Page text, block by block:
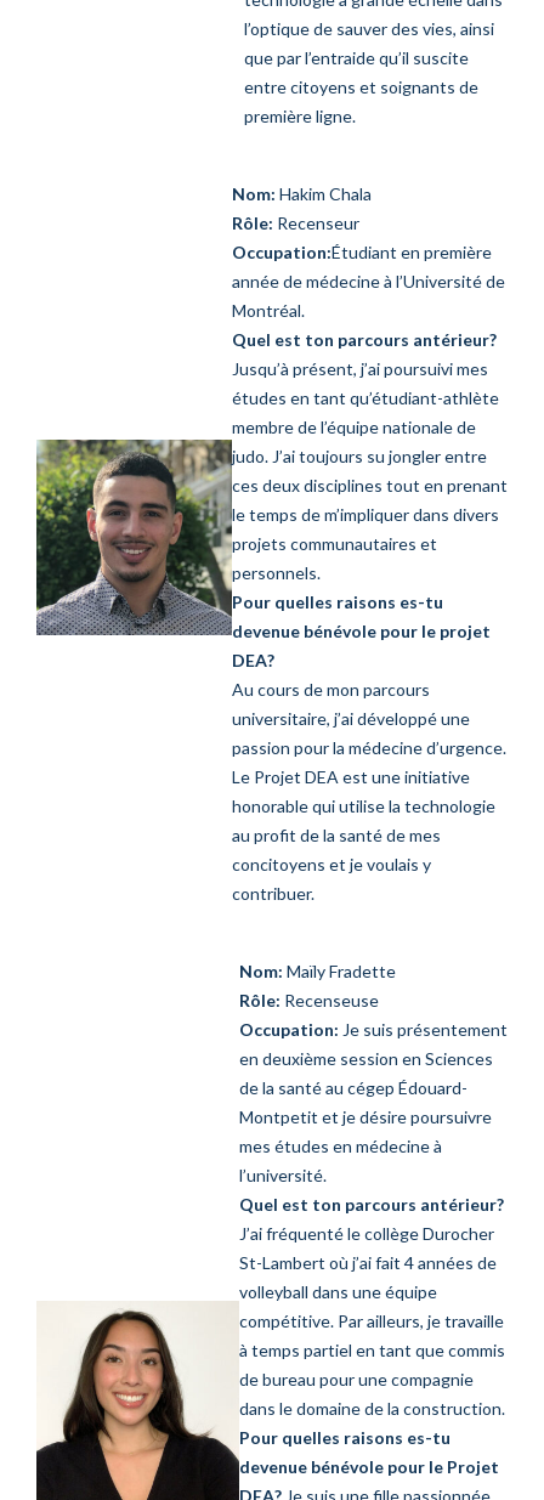
l’optique de sauver des vies, ainsi
que par l’entraide qu’il suscite
entre citoyens et soignants de
première ligne.
Nom: Hakim Chala
Rôle: Recenseur
Occupation:Étudiant en première
année de médecine à l’Université de
Montréal.
Quel est ton parcours antérieur?
Jusqu’à présent, j’ai poursuivi mes
études en tant qu’étudiant-athlète
membre de l’équipe nationale de
judo. J’ai toujours su jongler entre
ces deux disciplines tout en prenant
le temps de m’impliquer dans divers
projets communautaires et
personnels.
Pour quelles raisons es-tu
devenue bénévole pour le projet
DEA?
Au cours de mon parcours
universitaire, j’ai développé une
passion pour la médecine d’urgence.
Le Projet DEA est une initiative
honorable qui utilise la technologie
au profit de la santé de mes
concitoyens et je voulais y
contribuer.
Nom: Maïly Fradette
Rôle: Recenseuse
Occupation: Je suis présentement
en deuxième session en Sciences
de la santé au cégep Édouard-
Montpetit et je désire poursuivre
mes études en médecine à
l’université.
Quel est ton parcours antérieur?
J’ai fréquenté le collège Durocher
St-Lambert où j’ai fait 4 années de
volleyball dans une équipe
compétitive. Par ailleurs, je travaille
à temps partiel en tant que commis
de bureau pour une compagnie
dans le domaine de la construction.
Pour quelles raisons es-tu
devenue bénévole pour le Projet